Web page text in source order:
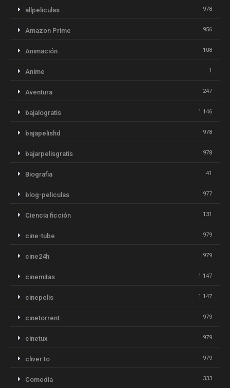
allpeliculas 978
Amazon Prime 956
Animación 108
Anime 1
Aventura 247
bajalogratis 1.146
bajapelishd 978
bajarpelisgratis 978
Biografia 41
blog-peliculas 977
Ciencia ficción 131
cine-tube 979
cine24h 979
cinemitas 1.147
cinepelis 1.147
cinetorrent 979
cinetux 979
cliver.to 979
Comedia 333